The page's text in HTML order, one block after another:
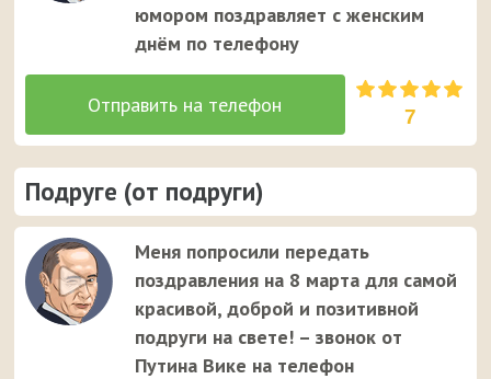
юмором поздравляет с женским
днём по телефону
7
Подруге (от подруги)
Меня попросили передать
поздравления на 8 марта для самой
красивой, доброй и позитивной
подруги на свете! – звонок от
Путина Вике на телефон